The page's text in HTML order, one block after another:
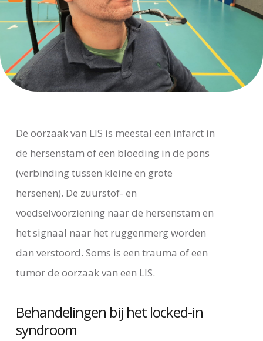
De oorzaak van LIS is meestal een infarct in
de hersenstam of een bloeding in de pons
(verbinding tussen kleine en grote
hersenen). De zuurstof- en
voedselvoorziening naar de hersenstam en
het signaal naar het ruggenmerg worden
dan verstoord. Soms is een trauma of een
tumor de oorzaak van een LIS.
Behandelingen bij het locked-in
syndroom